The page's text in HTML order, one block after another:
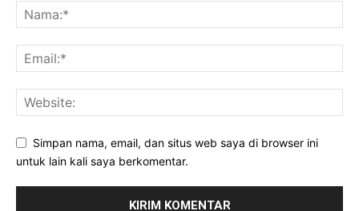
Simpan nama, email, dan situs web saya di browser ini
untuk lain kali saya berkomentar.